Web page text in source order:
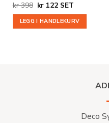
kr398 Opprinnelig
var:
kr 398.
kr122Nåværende
er:
kr 122.
SET
LEGG I HANDLEKURV
Deco